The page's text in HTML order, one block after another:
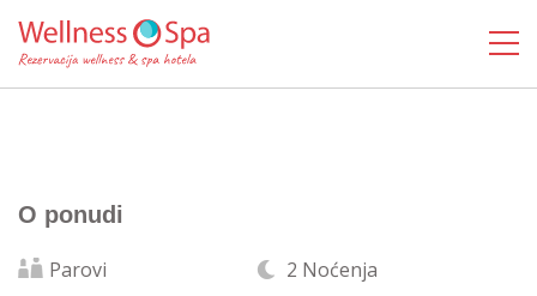
O ponudi
Parovi 2 Noćenja